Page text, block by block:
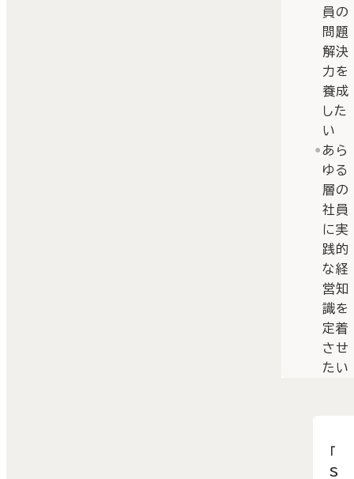
員の
問題
解決
力を
養成
した
い
あら
ゆる
層の
社員
に実
践的
な経
営知
識を
定着
させ
たい
S